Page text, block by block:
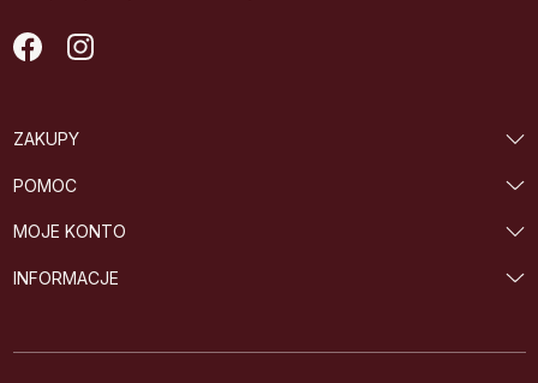
ZAKUPY
POMOC
MOJE KONTO
INFORMACJE